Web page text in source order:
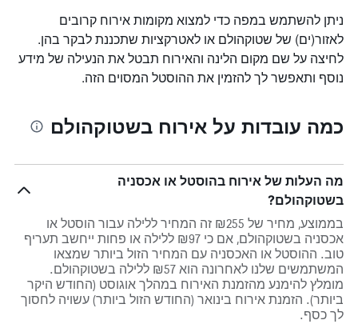
ניתן להשתמש במפה כדי למצוא מקומות אירוח קרובים
לאזור(ים) של שטוקהולם או לאטרקציות שתכננת לבקר בהן.
לחיצה על שם מקום הלינה והאירוח תבטל את הנעילה של מידע
נוסף ותאפשר לך להזמין את ההוסטל המסוים הזה.
כמה עובדות על אירוח בשטוקהולם
מה העלות של אירוח בהוסטל או אכסניה
בשטוקהולם?
בממוצע, מחיר של ₪255 זה המחיר ללילה עבור הוסטל או
אכסניה בשטוקהולם, אם כי ₪97 ללילה או פחות ייחשב תעריף
טוב. ההוסטל או האכסניה עם המחיר הזול ביותר שמצאו
המשתמשים שלנו לאחרונה הוא ₪57 ללילה בשטוקהולם.
מומלץ להימנע מהזמנת האירוח במהלך אוגוסט (החודש היקר
ביותר). הזמנת אירוח בינואר (החודש הזול ביותר) עשויה לחסוך
לך כסף.